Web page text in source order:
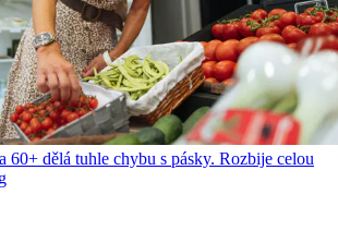
60+ dělá tuhle chybu s pásky. Rozbije celou